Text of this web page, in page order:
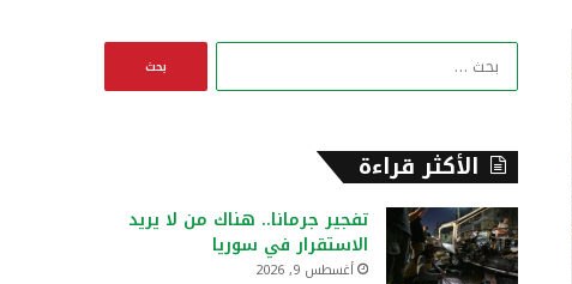
ا
:
الأكثر قراءة
تفجير جرمانا.. هناك من لا يريد
الاستقرار في سوريا
أغسطس 9, 2026